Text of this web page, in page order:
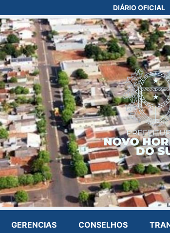
DIÁRIO OFICIAL
GERENCIAS CONSELHOS